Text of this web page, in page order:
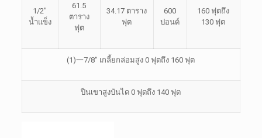
1/2″
น้ำแข็ง
61.5
ตาราง
ฟุต
34.17 ตาราง
ฟุต
600
ปอนด์
160 ฟุตถึง
130 ฟุต
(1)一7/8″ เกลี้ยกล่อมสูง 0 ฟุตถึง 160 ฟุต
ปีนเขาสูงบันได 0 ฟุตถึง 140 ฟุต